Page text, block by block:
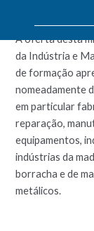
A oferta desta
da Indústria e
de formação
nomeadamente
em particular
reparação,
equipamentos,
indústrias da
borracha e de
metálicos.